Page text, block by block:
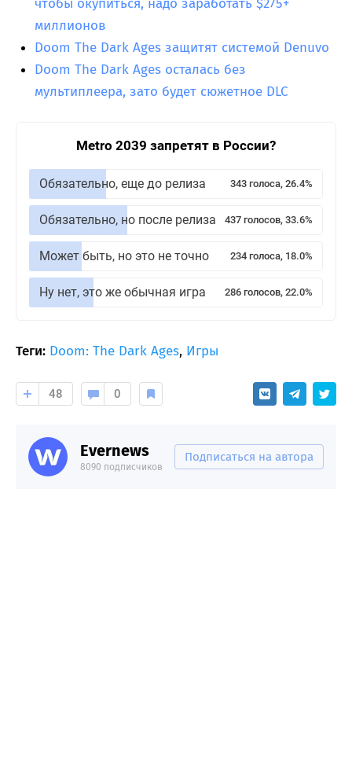
чтобы окупиться, надо заработать $275+
миллионов
Doom The Dark Ages защитят системой Denuvo
Doom The Dark Ages осталась без
мультиплеера, зато будет сюжетное DLC
Metro 2039 запретят в России?
Обязательно, еще до релиза 343 голоса, 26.4%
Обязательно, но после релиза 437 голосов, 33.6%
Может быть, но это не точно 234 голоса, 18.0%
Ну нет, это же обычная игра 286 голосов, 22.0%
Теги: Doom: The Dark Ages, Игры
48 0
Evernews
8090 подписчиков
Подписаться на автора